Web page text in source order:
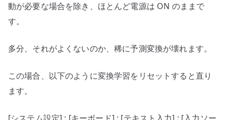
動が必要な場合を除き、ほとんど電源は ON のままで
す。
多分、それがよくないのか、稀に予測変換が壊れます。
この場合、以下のように変換学習をリセットすると直り
ます。